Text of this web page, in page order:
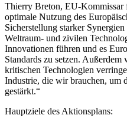
Thierry Breton, EU-Kommissar
optimale Nutzung des
Sicherstellung starker
Weltraum- und zivilen
Innovationen führen und es
Standards zu setzen.
kritischen Technologien
Industrie, die wir brauchen, um
gestärkt.“
Hauptziele des Aktionsplans: